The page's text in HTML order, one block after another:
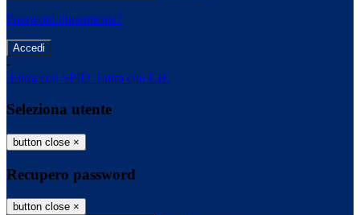
Password dimenticata?
-
Entra con SPID Entra con CIE
Seleziona utente
button close ×
Recupero password
button close ×